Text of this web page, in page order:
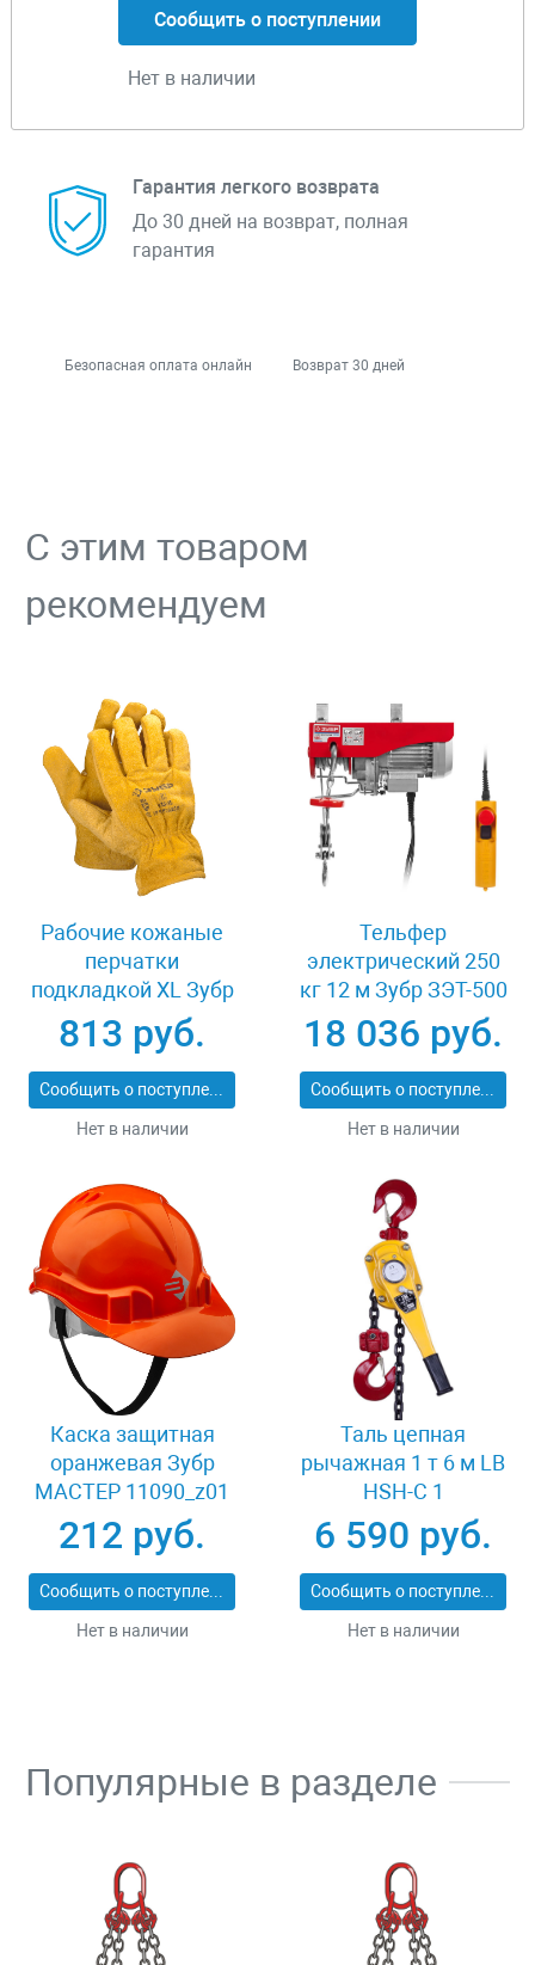
Сообщить о поступлении
Нет в наличии
Гарантия легкого возврата
До 30 дней на возврат, полная
гарантия
Безопасная оплата онлайн Возврат 30 дней
С этим товаром
рекомендуем
Рабочие кожаные
перчатки
подкладкой XL Зубр
МАСТЕР 1135-XL
813 руб.
Сообщить о поступлении
Нет в наличии
Тельфер
электрический 250
кг 12 м Зубр ЗЭТ-500
18 036 руб.
Сообщить о поступлении
Нет в наличии
Каска защитная
оранжевая Зубр
МАСТЕР 11090_z01
212 руб.
Сообщить о поступлении
Нет в наличии
Таль цепная
рычажная 1 т 6 м LB
HSH-C 1
6 590 руб.
Сообщить о поступлении
Нет в наличии
Популярные в разделе